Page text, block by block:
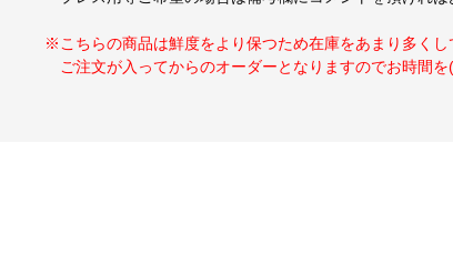
※こちらの商品は鮮度をより保つため在庫をあまり多くし
ご注文が入ってからのオーダーとなりますのでお時間を